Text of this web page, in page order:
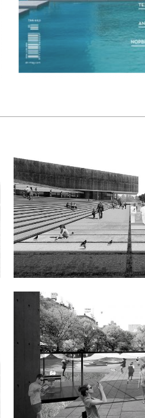
Trigonica
International Architectural
New Cyprus
Διεθνής Φοιτικός
θέμα “Central Park Summer